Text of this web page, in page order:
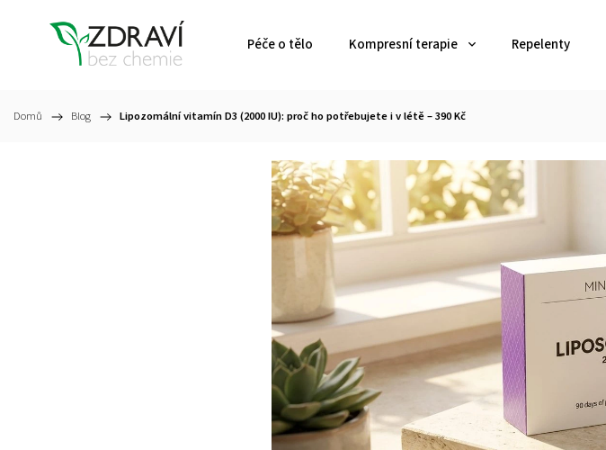
Péče o tělo Kompresní terapie Repelenty
Domů / Blog / Lipozomální vitamín D3 (2000 IU): proč ho potřebujete i v létě – 390 Kč